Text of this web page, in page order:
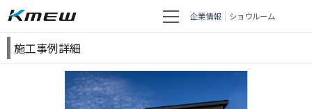
企業情報 ショウルーム
施工事例詳細